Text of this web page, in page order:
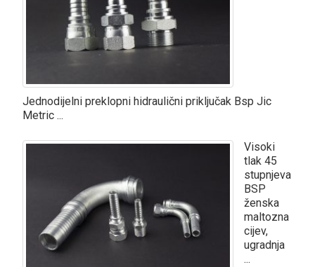
Jednodijelni preklopni hidraulični priključak Bsp Jic
Metric ...
Visoki
tlak 45
stupnjeva
BSP
ženska
maltozna
cijev,
ugradnja
...